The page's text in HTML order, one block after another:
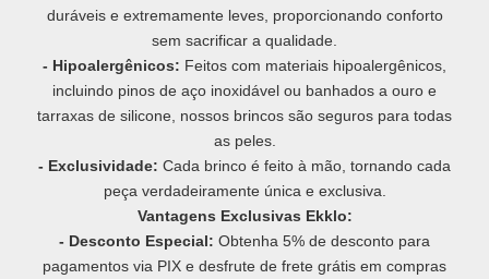
duráveis e extremamente leves, proporcionando conforto
sem sacrificar a qualidade.
- Hipoalergênicos: Feitos com materiais hipoalergênicos,
incluindo pinos de aço inoxidável ou banhados a ouro e
tarraxas de silicone, nossos brincos são seguros para todas
as peles.
- Exclusividade: Cada brinco é feito à mão, tornando cada
peça verdadeiramente única e exclusiva.
Vantagens Exclusivas Ekklo:
- Desconto Especial: Obtenha 5% de desconto para
pagamentos via PIX e desfrute de frete grátis em compras